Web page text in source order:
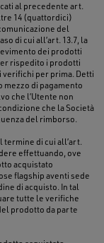
al precedente art.
14 (quattordici)
del
di cui all’art. 13.7, la
dei prodotti
rispedito i prodotti
verifichi per prima. Detti
di pagamento
che l’Utente non
che la Società
del rimborso.
termine di cui all’art.
effettuando, ove
acquistato
flagship aventi sede
di acquisto. In tal
tutte le verifiche
prodotto da parte